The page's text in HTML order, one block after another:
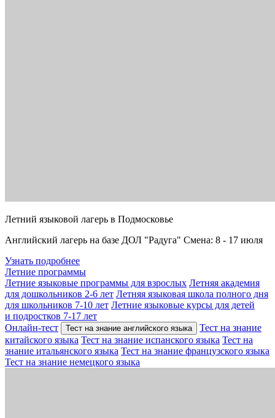
Летний языковой лагерь в Подмосковье
Английский лагерь на базе ДОЛ "Радуга" Смена: 8 - 17 июля
Узнать подробнее
Летние программы
Летние языковые программы для взрослых Летняя академия
для дошкольников 2-6 лет Летняя языковая школа полного дня
для школьников 7-10 лет Летние языковые курсы для детей
и подростков 7-17 лет
Онлайн-тест
Тест на знание английского языка
Тест на знание
китайского языка Тест на знание испанского языка Тест на
знание итальянского языка Тест на знание французского языка
Тест на знание немецкого языка